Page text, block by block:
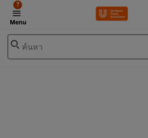
Menu
?
ค้นหา